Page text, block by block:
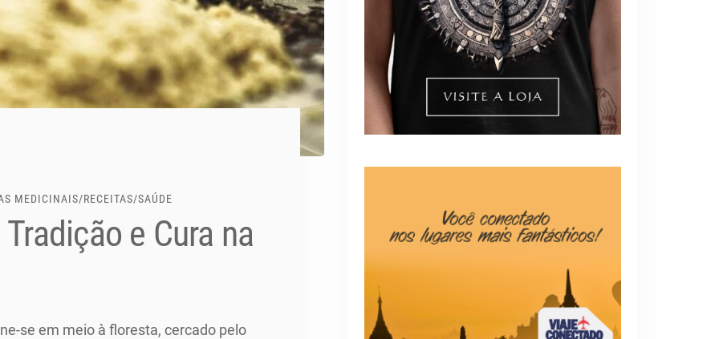
MEDICINAIS/RECEITAS/SAÚDE
e Cura na
se em meio à floresta, cercado pelo